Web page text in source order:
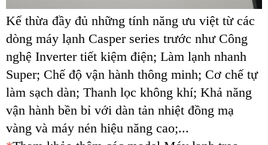
Kế thừa đầy đủ những tính năng ưu việt từ các
dòng máy lạnh Casper series trước như Công
nghệ Inverter tiết kiệm điện; Làm lạnh nhanh
Super; Chế độ vận hành thông minh; Cơ chế tự
làm sạch dàn; Thanh lọc không khí; Khả năng
vận hành bền bỉ với dàn tản nhiệt đồng mạ
vàng và máy nén hiệu năng cao;...